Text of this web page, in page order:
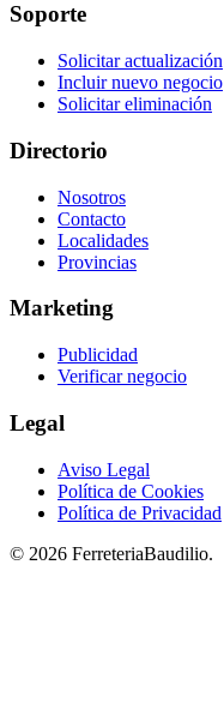
Soporte
Solicitar actualización
Incluir nuevo negocio
Solicitar eliminación
Directorio
Nosotros
Contacto
Localidades
Provincias
Marketing
Publicidad
Verificar negocio
Legal
Aviso Legal
Política de Cookies
Política de Privacidad
© 2026 FerreteriaBaudilio.